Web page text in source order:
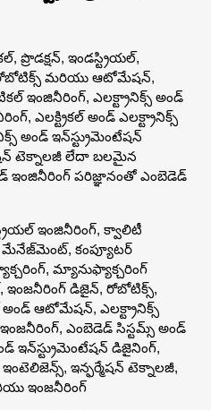
ప్రొడక్షన్, ఇండస్ట్రియల్,
రోబోటిక్స్ మరియు ఆటోమేషన్,
ఇంజినీరింగ్, ఎలక్ట్రానిక్స్ అండ్
ఎలక్ట్రికల్ అండ్ ఎలక్ట్రానిక్స్
అండ్ ఇన్‌స్ట్రుమెంటేషన్
టెక్నాలజీ లేదా బలమైన
ఇంజినీరింగ్ పరిజ్ఞానంతో ఎంబెడెడ్
ఇంజినీరింగ్, క్వాలిటీ
కంప్యూటర్
మ్యానుఫ్యాక్చరింగ్
డిజైన్, రోబోటిక్స్,
అండ్ ఆటోమేషన్, ఎలక్ట్రానిక్స్
ఎంబెడెడ్ సిస్టమ్స్ అండ్
ఇన్‌స్ట్రుమెంటేషన్ డిజైనింగ్,
ఇన్ఫర్మేషన్ టెక్నాలజీ,
ఇంజనీరింగ్